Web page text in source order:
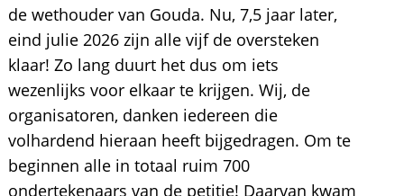
de wethouder van Gouda. Nu, 7,5 jaar later,
eind julie 2026 zijn alle vijf de oversteken
klaar! Zo lang duurt het dus om iets
wezenlijks voor elkaar te krijgen. Wij, de
organisatoren, danken iedereen die
volhardend hieraan heeft bijgedragen. Om te
beginnen alle in totaal ruim 700
ondertekenaars van de petitie! Daarvan kwam